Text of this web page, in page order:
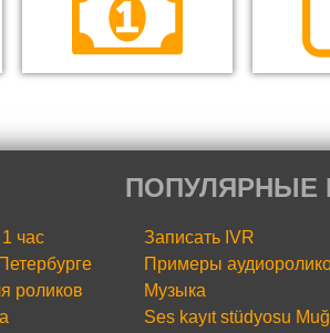
ПОПУЛЯРНЫЕ
час
роликов
Записать IVR
Примеры
Музыка
Ses kayıt stüdyosu